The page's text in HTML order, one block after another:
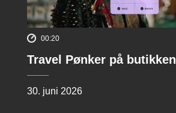
00:20
Travel Pønker på butikken
30. juni 2026